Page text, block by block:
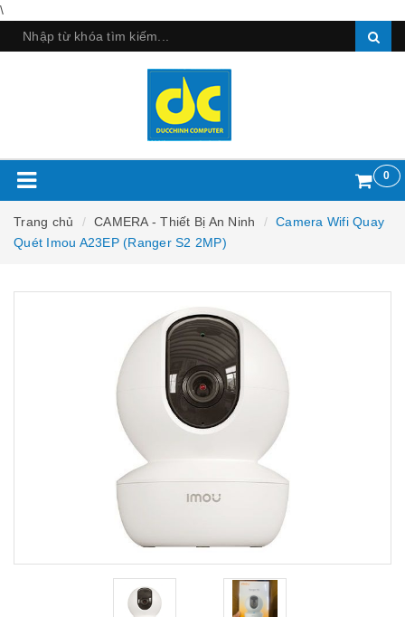
\
0
Trang chủ CAMERA - Thiết Bị An Ninh
Camera Wifi Quay
Quét Imou A23EP (Ranger S2 2MP)